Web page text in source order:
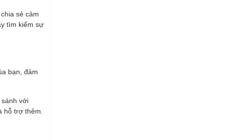
sẻ cảm
tìm kiếm sự
bạn, đảm
với
hỗ trợ thêm.